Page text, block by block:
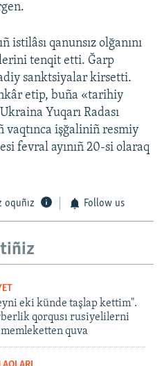
istilâsı qanunsız olğanını
tenqit etti. Ğarp
sanktsiyalar kirsetti.
etip, buña «tarihiy
Yuqarı Radası
vaqtınca işğaliniñ resmiy
fevral ayınıñ 20-si olaraq
oquñız Follow us
eki künde taşlap kettim".
qorqusı rusiyelilerni
quva